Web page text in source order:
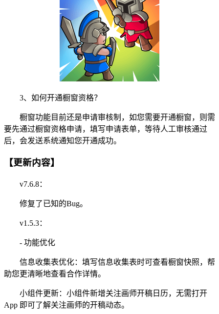
3、如何开通橱窗资格？
橱窗功能目前还是申请审核制，如您需要开通橱窗，则需
要先通过橱窗资格申请，填写申请表单，等待人工审核通过
后，会发送系统通知您开通成功。
【更新内容】
v7.6.8：
修复了已知的Bug。
v1.5.3：
- 功能优化
信息收集表优化：填写信息收集表时可查看橱窗快照，帮
助您更清晰地查看合作详情。
小组件更新：小组件新增关注画师开稿日历，无需打开
App 即可了解关注画师的开稿动态。